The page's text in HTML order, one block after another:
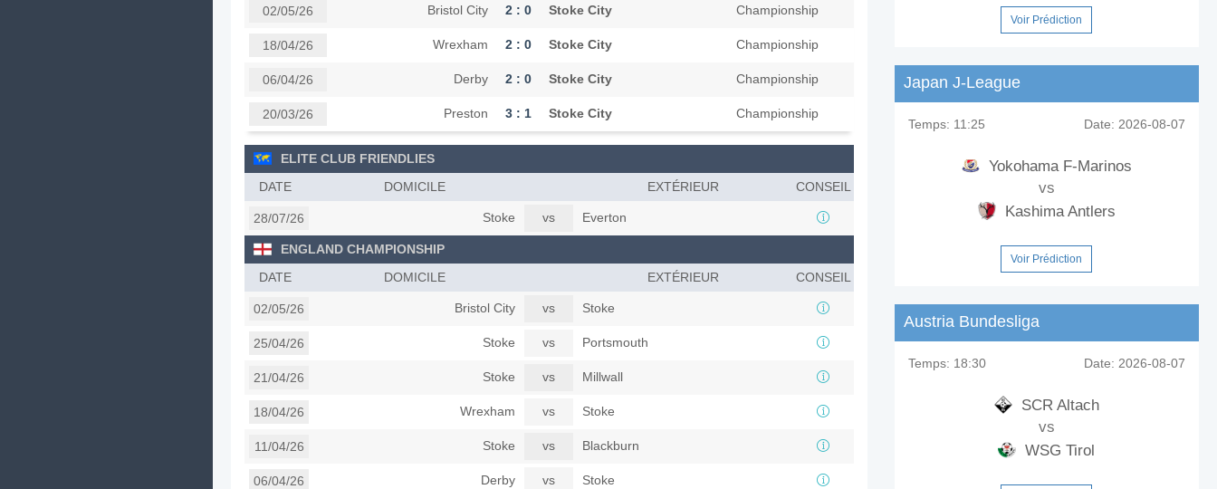
02/05/26 Bristol City 2 : 0 Stoke City Championship
18/04/26 Wrexham 2 : 0 Stoke City Championship
06/04/26 Derby 2 : 0 Stoke City Championship
20/03/26 Preston 3 : 1 Stoke City Championship
ELITE CLUB FRIENDLIES
DATE
DOMICILE EXTÉRIEUR CONSEIL
28/07/26 Stoke vs Everton
ENGLAND CHAMPIONSHIP
DATE
DOMICILE EXTÉRIEUR CONSEIL
02/05/26 Bristol City vs Stoke
25/04/26 Stoke vs Portsmouth
21/04/26 Stoke vs Millwall
18/04/26 Wrexham vs Stoke
11/04/26 Stoke vs Blackburn
06/04/26 Derby vs Stoke
Voir Prédiction
Japan J-League
Temps: 11:25 Date: 2026-08-07
Yokohama F-Marinos
vs
Kashima Antlers
Voir Prédiction
Austria Bundesliga
Temps: 18:30 Date: 2026-08-07
SCR Altach
vs
WSG Tirol